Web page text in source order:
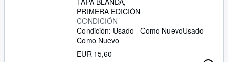
PRIMERA EDICIÓN
CONDICIÓN
Condición: Usado - Como NuevoUsado -
Como Nuevo
EUR 15,60